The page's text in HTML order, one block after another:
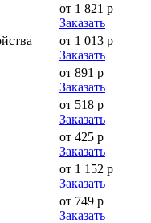
от 1 821 р
Заказать
от 1 013 р
Заказать
от 891 р
Заказать
от 518 р
Заказать
от 425 р
Заказать
от 1 152 р
Заказать
от 749 р
Заказать